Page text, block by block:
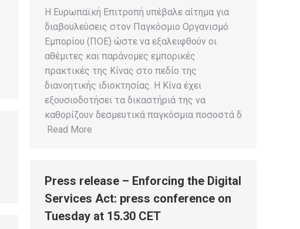
Η Ευρωπαϊκή Επιτροπή υπέβαλε αίτημα για
διαβουλεύσεις στον Παγκόσμιο Οργανισμό
Εμπορίου (ΠΟΕ) ώστε να εξαλειφθούν οι
αθέμιτες και παράνομες εμπορικές
πρακτικές της Κίνας στο πεδίο της
διανοητικής ιδιοκτησίας. Η Κίνα έχει
εξουσιοδοτήσει τα δικαστήριά της να
καθορίζουν δεσμευτικά παγκόσμια ποσοστά δ
Read More
Press release – Enforcing the Digital
Services Act: press conference on
Tuesday at 15.30 CET